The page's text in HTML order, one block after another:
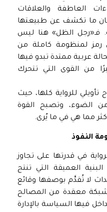
العاطفة والعلاقات
ما تكشف عن طبيعتها
فـ«رجل الظل» هنا ليس
لمنظومة كاملة من
عربية ممتدة تبدو فيها
من القوى التي تتحرك
تأويلي للرواية كلها، حيث
الضوء، وتصبح القوة
مما هي في ما يُرى.
النفوذ
في قدرتها على تجاوز
العميقة التي تنتج
لا تُقدَّم بوصفها وقائع
معقدة من المصالح
فيها السياسة بالإدارة